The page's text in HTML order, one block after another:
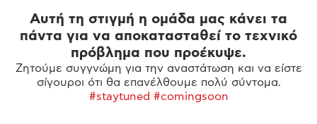
Αυτή τη στιγμή η ομάδα μας κάνει τα
πάντα για να αποκατασταθεί το τεχνικό
πρόβλημα που προέκυψε.
Ζητούμε συγγνώμη για την αναστάτωση και να είστε
σίγουροι ότι θα επανέλθουμε πολύ σύντομα.
#staytuned #comingsoon